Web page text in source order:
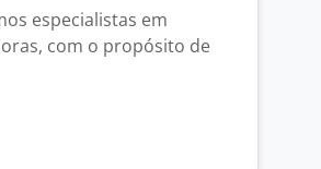
especialistas em
com o propósito de